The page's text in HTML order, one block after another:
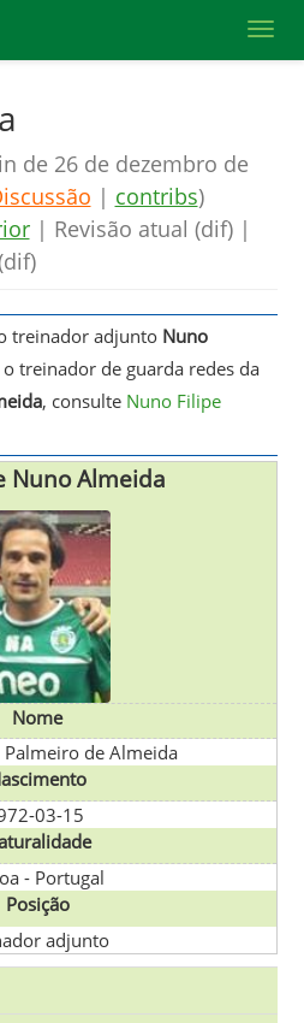
de 26 de dezembro de
| contribs)
| Revisão atual (dif) |
treinador adjunto Nuno
treinador de guarda redes da
, consulte Nuno Filipe
Nuno Almeida
Nome
de Almeida
03-15
- Portugal
Posição
adjunto